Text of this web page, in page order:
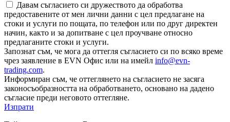
Давам съгласието си дружеството да обработва
предоставените от мен лични данни с цел предлагане на
стоки и услуги по пощата, по телефон или по друг директен
начин, както и за допитване с цел проучване относно
предлаганите стоки и услуги.
Запознат съм, че мога да оттегля съгласието си по всяко време
чрез заявление в EVN Офис или на имейл info@evn-
trading.com.
Информиран съм, че оттеглянето на съгласието не засяга
законосъобразността на обработването, основано на дадено
съгласие преди неговото оттегляне.
Изпрати